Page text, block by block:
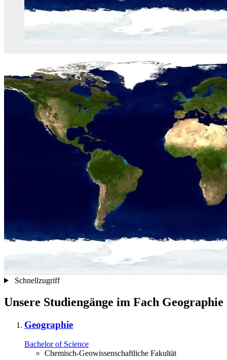
Schnellzugriff
Unsere Studiengänge im Fach Geographie
Geographie
Bachelor of Science
Chemisch-Geowissenschaftliche Fakultät